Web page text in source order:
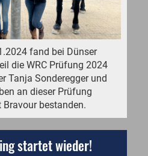
fand bei Dünser
die WRC Prüfung 2024
Tanja Sonderegger und
an dieser Prüfung
bestanden.
startet wieder!